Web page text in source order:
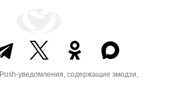
Push-уведомления, содержащие эмодзи,